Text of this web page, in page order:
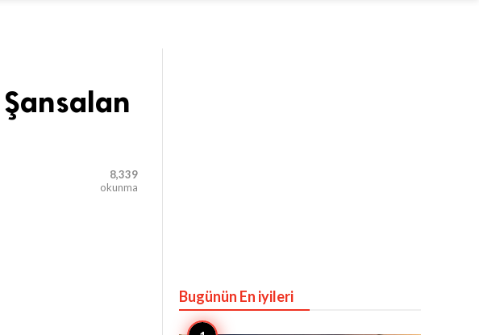
8,339
okunma
Bugünün En iyileri